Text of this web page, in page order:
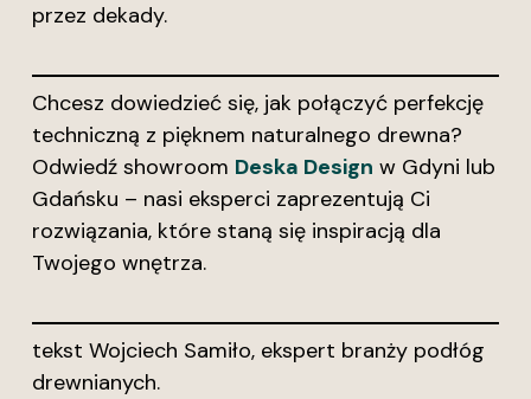
przez dekady.
Chcesz dowiedzieć się, jak połączyć perfekcję
techniczną z pięknem naturalnego drewna?
Odwiedź showroom Deska Design w Gdyni lub
Gdańsku – nasi eksperci zaprezentują Ci
rozwiązania, które staną się inspiracją dla
Twojego wnętrza.
tekst Wojciech Samiło, ekspert branży podłóg
drewnianych.